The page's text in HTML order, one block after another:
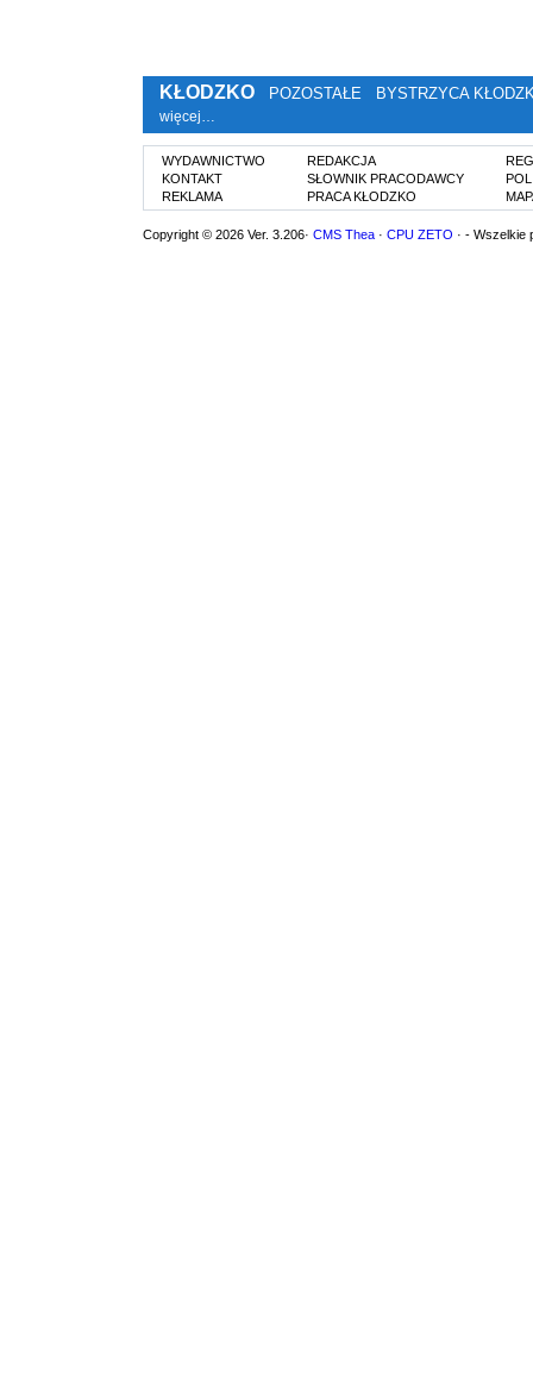
KŁODZKO POZOSTAŁE BYSTRZYCA
więcej…
WYDAWNICTWO
KONTAKT
REKLAMA
REDAKCJA
SŁOWNIK PRACODAWCY
PRACA KŁODZKO
Copyright © 2026 Ver. 3.206· CMS Thea · CPU ZETO · - Wszelkie